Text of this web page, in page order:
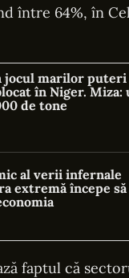
între 64%, în
jocul marilor puteri
în Niger. Miza:
de tone
al verii infernale
extremă începe să
faptul că